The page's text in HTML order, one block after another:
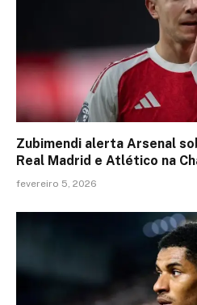
Zubimendi alerta Arsenal
Real Madrid e Atlético na
fevereiro 5, 2026